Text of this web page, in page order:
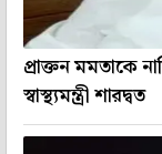
প্রাক্তন মমতাকে
স্বাস্থ্যমন্ত্রী শারদ্বত